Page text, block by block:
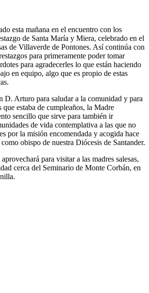
esta mañana en el encuentro con los
de Santa María y Miera, celebrado en el
de Villaverde de Pontones. Así continúa con
para primeramente poder tomar
para agradecerles lo que están haciendo
en equipo, algo que es propio de estas
D. Arturo para saludar a la comunidad y para
estaba de cumpleaños, la Madre
sencillo que sirve para también ir
de vida contemplativa a las que no
por la misión encomendada y acogida hace
obispo de nuestra Diócesis de Santander.
para visitar a las madres salesas,
cerca del Seminario de Monte Corbán, en